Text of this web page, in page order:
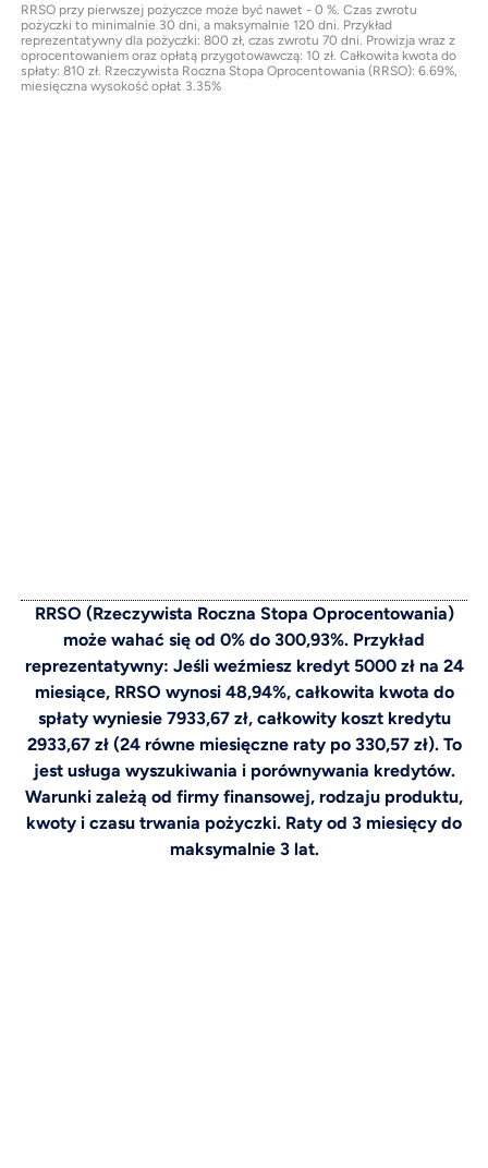
RRSO przy pierwszej pożyczce może być nawet - 0 %. Czas zwrotu
pożyczki to minimalnie 30 dni, a maksymalnie 120 dni. Przykład
reprezentatywny dla pożyczki: 800 zł, czas zwrotu 70 dni. Prowizja wraz z
oprocentowaniem oraz opłatą przygotowawczą: 10 zł. Całkowita kwota do
spłaty: 810 zł. Rzeczywista Roczna Stopa Oprocentowania (RRSO): 6.69%,
miesięczna wysokość opłat 3.35%
RRSO (Rzeczywista Roczna Stopa Oprocentowania)
może wahać się od 0% do 300,93%. Przykład
reprezentatywny: Jeśli weźmiesz kredyt 5000 zł na 24
miesiące, RRSO wynosi 48,94%, całkowita kwota do
spłaty wyniesie 7933,67 zł, całkowity koszt kredytu
2933,67 zł (24 równe miesięczne raty po 330,57 zł). To
jest usługa wyszukiwania i porównywania kredytów.
Warunki zależą od firmy finansowej, rodzaju produktu,
kwoty i czasu trwania pożyczki. Raty od 3 miesięcy do
maksymalnie 3 lat.